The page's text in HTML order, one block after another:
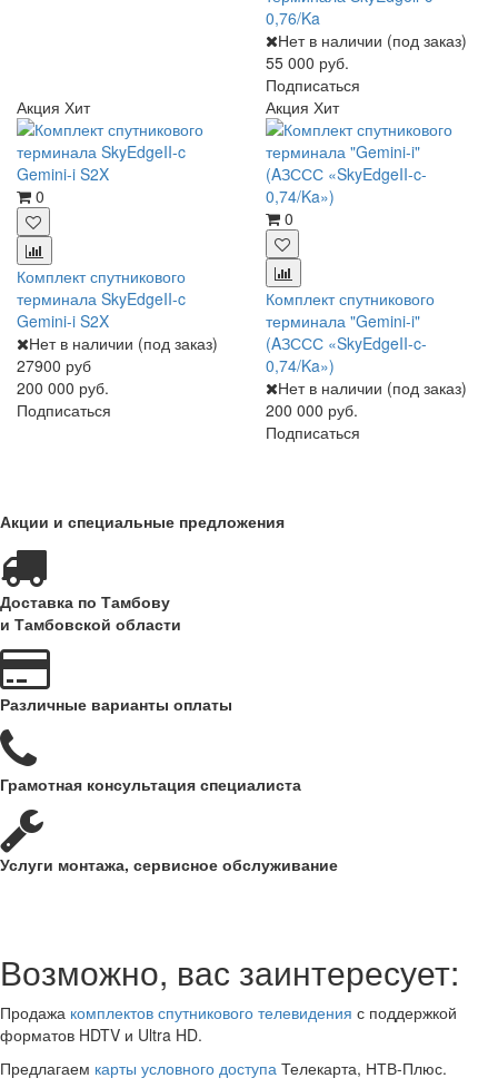
0,76/Ka
Нет в наличии (под заказ)
55 000 руб.
Подписаться
Акция Хит
0
Комплект спутникового
терминала SkyEdgeII-c
Gemini-i S2X
Нет в наличии (под заказ)
27900 руб
200 000 руб.
Подписаться
Акция Хит
0
Комплект спутникового
терминала "Gemini-i"
(AЗССС «SkyEdgeII-c-
0,74/Ka»)
Нет в наличии (под заказ)
200 000 руб.
Подписаться
Акции и специальные предложения
Доставка по Тамбову
и Тамбовской области
Различные варианты оплаты
Грамотная консультация специалиста
Услуги монтажа, сервисное обслуживание
Возможно, вас заинтересует:
Продажа комплектов спутникового телевидения с поддержкой
форматов HDTV и Ultra HD.
Предлагаем карты условного доступа Телекарта, НТВ-Плюс.